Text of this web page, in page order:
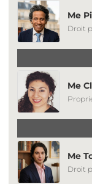
Me
Droit
Me
Me
Droit